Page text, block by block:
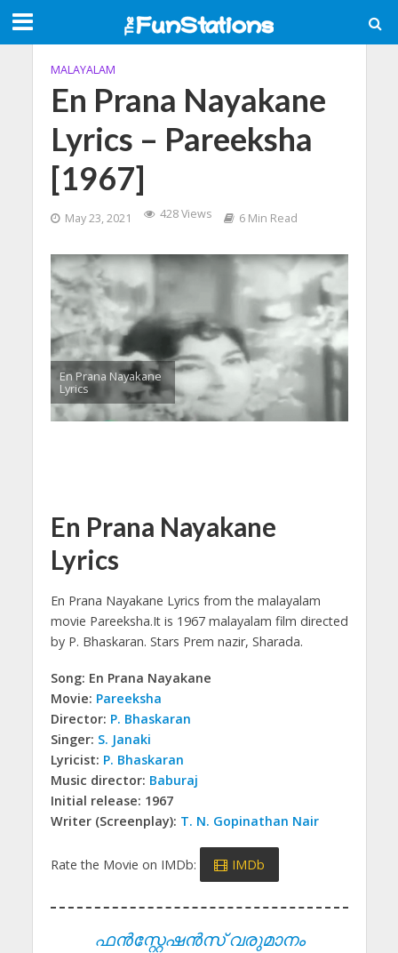
MALAYALAM
En Prana Nayakane
Lyrics – Pareeksha
[1967]
May 23, 2021 428 Views 6 Min Read
En Prana Nayakane
Lyrics
En Prana Nayakane
Lyrics
En Prana Nayakane Lyrics from the malayalam
movie Pareeksha.It is 1967 malayalam film directed
by P. Bhaskaran. Stars Prem nazir, Sharada.
Song: En Prana Nayakane
Movie: Pareeksha
Director: P. Bhaskaran
Singer: S. Janaki
Lyricist: P. Bhaskaran
Music director: Baburaj
Initial release: 1967
Writer (Screenplay): T. N. Gopinathan Nair
Rate the Movie on IMDb: IMDb
ഫൻസ്റ്റേഷൻസ് വരുമാനം